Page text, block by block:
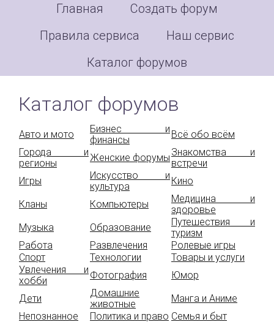
Главная
Создать форум
Правила сервиса
Наш сервис
Каталог форумов
Каталог форумов
Авто и мото
Бизнес и
финансы
Всё обо всём
Города и
регионы
Женские форумы Знакомства и
встречи
Игры
Искусство и
культура
Кино
Кланы
Компьютеры
Медицина и
здоровье
Музыка
Образование
Путешествия и
туризм
Работа
Развлечения
Ролевые игры
Спорт
Технологии
Товары и услуги
Увлечения и
хобби
Фотография
Юмор
Дети
Домашние
животные
Манга и Аниме
Непознанное
Политика и право Семья и быт